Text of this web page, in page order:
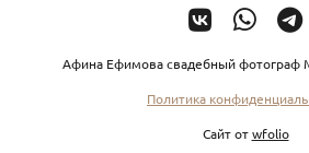
Афина Ефимова свадебный фотограф
Политика
Сайт отwfolio